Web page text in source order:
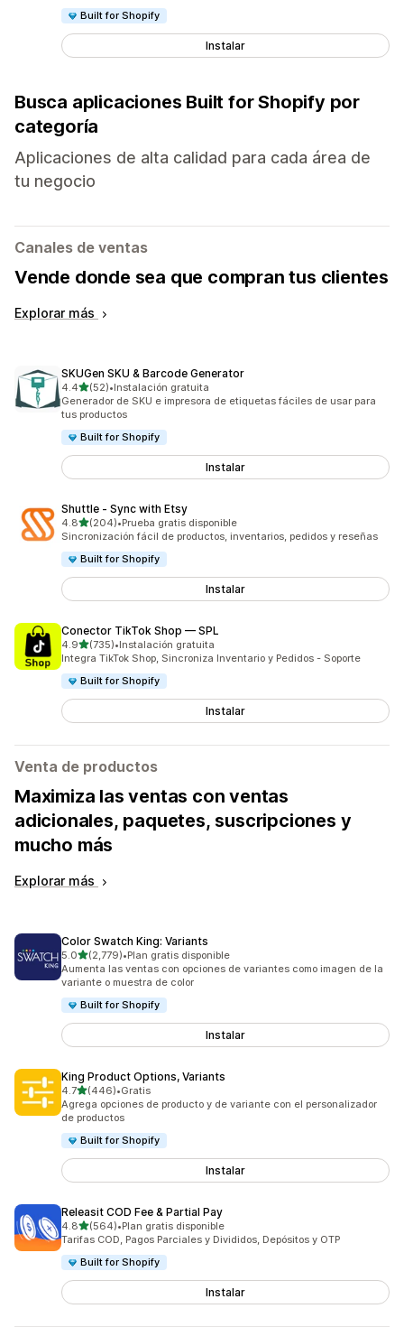
Built for Shopify
Instalar
Busca aplicaciones Built for Shopify por
categoría
Aplicaciones de alta calidad para cada área de
tu negocio
Canales de ventas
Vende donde sea que compran tus clientes
Explorar más
SKUGen SKU & Barcode Generator
4.4de 5 estrellas
(52)
52 reseñas en total
•Instalación gratuita
Generador de SKU e impresora de etiquetas fáciles de usar para
tus productos
Built for Shopify
Instalar
Shuttle ‑ Sync with Etsy
4.8de 5 estrellas
(204)
204 reseñas en total
•Prueba gratis disponible
Sincronización fácil de productos, inventarios, pedidos y reseñas
Built for Shopify
Instalar
Conector TikTok Shop — SPL
4.9de 5 estrellas
(735)
735 reseñas en total
•Instalación gratuita
Integra TikTok Shop, Sincroniza Inventario y Pedidos - Soporte
Built for Shopify
Instalar
Venta de productos
Maximiza las ventas con ventas
adicionales, paquetes, suscripciones y
mucho más
Explorar más
Color Swatch King: Variants
5.0de 5 estrellas
(2,779)
2779 reseñas en total
•Plan gratis disponible
Aumenta las ventas con opciones de variantes como imagen de la
variante o muestra de color
Built for Shopify
Instalar
King Product Options, Variants
4.7de 5 estrellas
(446)
446 reseñas en total
•Gratis
Agrega opciones de producto y de variante con el personalizador
de productos
Built for Shopify
Instalar
Releasit COD Fee & Partial Pay
4.8de 5 estrellas
(564)
564 reseñas en total
•Plan gratis disponible
Tarifas COD, Pagos Parciales y Divididos, Depósitos y OTP
Built for Shopify
Instalar